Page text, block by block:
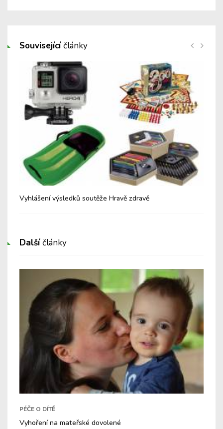
Souvisejícíčlánky
Vyhlášení výsledků soutěže Hravě zdravě
Dalšíčlánky
PÉČE O DÍTĚ
Vyhoření na mateřské dovolené